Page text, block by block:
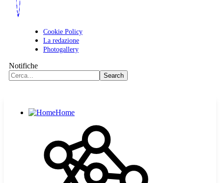
Cookie Policy
La redazione
Photogallery
Notifiche
Home